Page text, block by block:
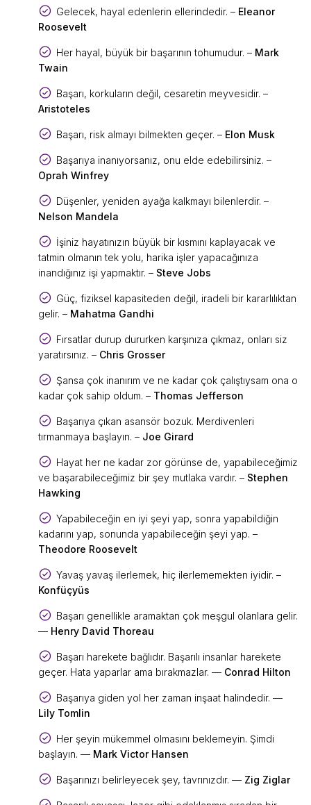
Gelecek, hayal edenlerin ellerindedir. – Eleanor
Roosevelt
Her hayal, büyük bir başarının tohumudur. – Mark
Twain
Başarı, korkuların değil, cesaretin meyvesidir. –
Aristoteles
Başarı, risk almayı bilmekten geçer. – Elon Musk
Başarıya inanıyorsanız, onu elde edebilirsiniz. –
Oprah Winfrey
Düşenler, yeniden ayağa kalkmayı bilenlerdir. –
Nelson Mandela
İşiniz hayatınızın büyük bir kısmını kaplayacak ve
tatmin olmanın tek yolu, harika işler yapacağınıza
inandığınız işi yapmaktır. – Steve Jobs
Güç, fiziksel kapasiteden değil, iradeli bir kararlılıktan
gelir. – Mahatma Gandhi
Fırsatlar durup dururken karşınıza çıkmaz, onları siz
yaratırsınız. – Chris Grosser
Şansa çok inanırım ve ne kadar çok çalıştıysam ona o
kadar çok sahip oldum. – Thomas Jefferson
Başarıya çıkan asansör bozuk. Merdivenleri
tırmanmaya başlayın. – Joe Girard
Hayat her ne kadar zor görünse de, yapabileceğimiz
ve başarabileceğimiz bir şey mutlaka vardır. – Stephen
Hawking
Yapabileceğin en iyi şeyi yap, sonra yapabildiğin
kadarını yap, sonunda yapabileceğin şeyi yap. –
Theodore Roosevelt
Yavaş yavaş ilerlemek, hiç ilerlememekten iyidir. –
Konfüçyüs
Başarı genellikle aramaktan çok meşgul olanlara gelir.
— Henry David Thoreau
Başarı harekete bağlıdır. Başarılı insanlar harekete
geçer. Hata yaparlar ama bırakmazlar. — Conrad Hilton
Başarıya giden yol her zaman inşaat halindedir. —
Lily Tomlin
Her şeyin mükemmel olmasını beklemeyin. Şimdi
başlayın. — Mark Victor Hansen
Başarınızı belirleyecek şey, tavrınızdır. — Zig Ziglar